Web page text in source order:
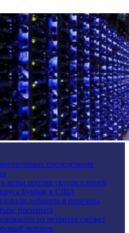
последствиях
меры против укусов клещей
Бурбон в США
добавить в перечень
препарата
на ретритах сможет
человек